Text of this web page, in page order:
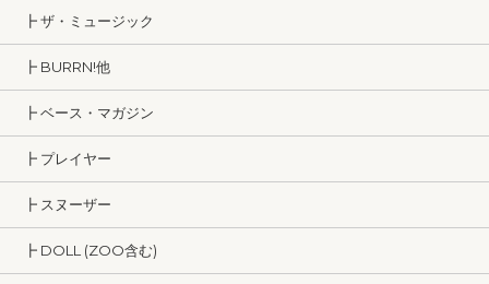
┣ ザ・ミュージック
┣ BURRN!他
┣ ベース・マガジン
┣ プレイヤー
┣ スヌーザー
┣ DOLL (ZOO含む)